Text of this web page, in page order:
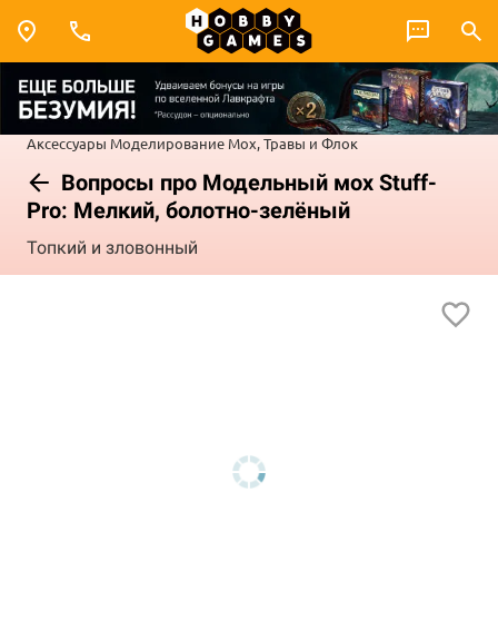
Аксессуары Моделирование Мох, Травы и Флок
Вопросы про Модельный мох Stuff-
Pro: Мелкий, болотно-зелёный
Топкий и зловонный